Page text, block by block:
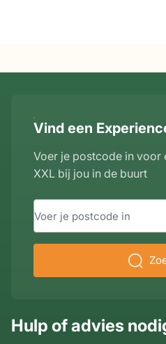
zitdiepte
hoogte armleuning
breedte armleuning
Hulp of advies
Vind een
Voer je postcode in voor
XXL bij jou in de buurt